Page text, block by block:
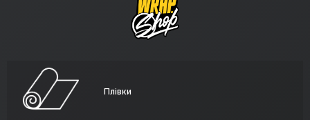
Плівки